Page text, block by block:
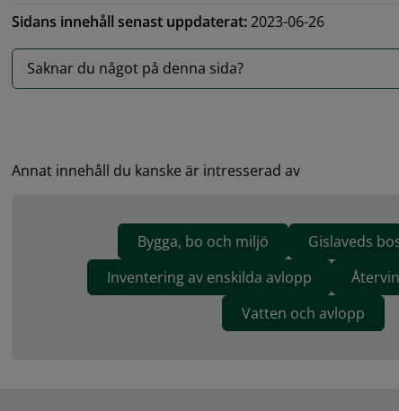
Sidans innehåll senast uppdaterat: 2023-06-26
Saknar du något på denna sida?
Annat innehåll du kanske är intresserad av
Bygga, bo och miljö
Gislaveds
Inventering av enskilda avlopp
Vatten och avlopp